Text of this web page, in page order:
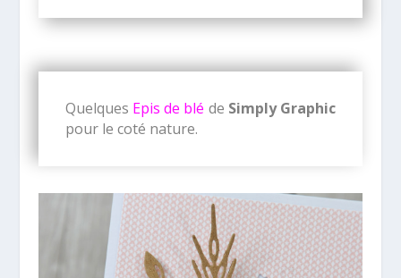
Quelques Epis de blé de Simply Graphic
pour le coté nature.